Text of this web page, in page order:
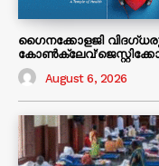
ഗൈനക്കോളജി
August 6, 2026